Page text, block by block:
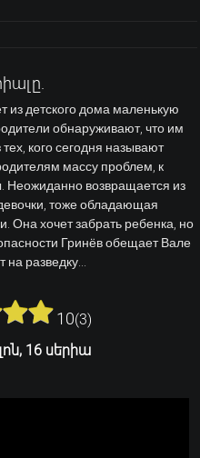
из детского дома маленькую
обнаруживают, что им
кого сегодня называют
массу проблем, к
Неожиданно возвращается из
тоже обладающая
Она хочет забрать ребенка, но
Гринёв обещает Вале
на разведку...
10(3)
16 սերիա